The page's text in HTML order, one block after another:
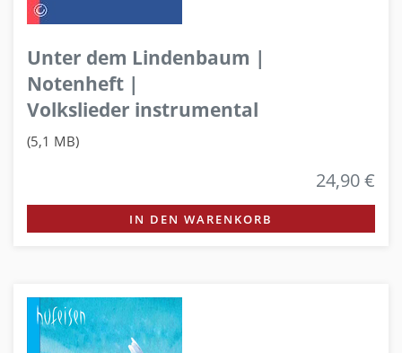
Unter dem Lindenbaum |
Notenheft |
Volkslieder instrumental
(5,1 MB)
24,90 €
IN DEN WARENKORB